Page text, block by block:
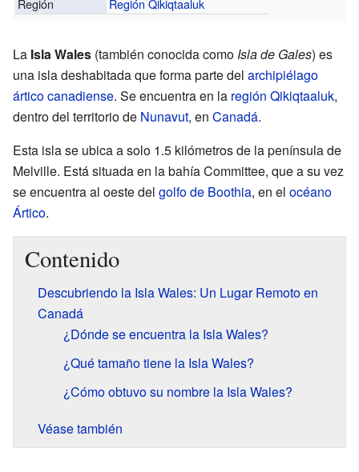
La Isla Wales (también conocida como Isla de Gales) es
una isla deshabitada que forma parte del archipiélago
ártico canadiense. Se encuentra en la región Qikiqtaaluk,
dentro del territorio de Nunavut, en Canadá.
Esta isla se ubica a solo 1.5 kilómetros de la península de
Melville. Está situada en la bahía Committee, que a su vez
se encuentra al oeste del golfo de Boothia, en el océano
Ártico.
Contenido
Descubriendo la Isla Wales: Un Lugar Remoto en
Canadá
¿Dónde se encuentra la Isla Wales?
¿Qué tamaño tiene la Isla Wales?
¿Cómo obtuvo su nombre la Isla Wales?
Véase también